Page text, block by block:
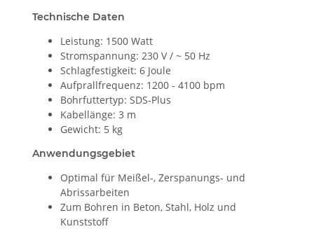
Technische Daten
Leistung: 1500 Watt
Stromspannung: 230 V / ~ 50 Hz
Schlagfestigkeit: 6 Joule
Aufprallfrequenz: 1200 - 4100 bpm
Bohrfuttertyp: SDS-Plus
Kabellänge: 3 m
Gewicht: 5 kg
Anwendungsgebiet
Optimal für Meißel-, Zerspanungs- und
Abrissarbeiten
Zum Bohren in Beton, Stahl, Holz und
Kunststoff